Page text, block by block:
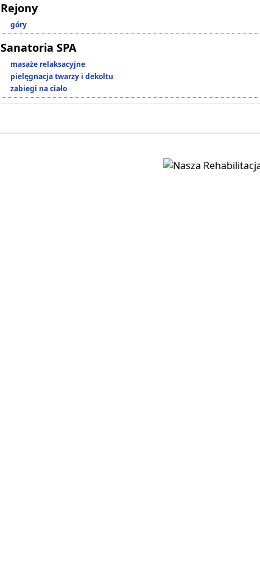
Rejony
góry
Sanatoria SPA
masaże relaksacyjne
pielęgnacja twarzy i dekoltu
zabiegi na ciało